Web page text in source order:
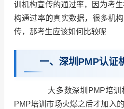
训机构宣传的通过率，因为考
构通过率的真实数据，很多机
传，那考生应该如何比较呢
一、深圳PMP认证
大多数深圳PMP培训
PMP培训市场火爆之后才加入